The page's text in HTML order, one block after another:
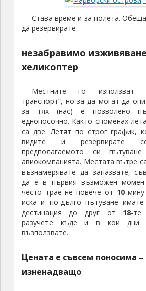
Става време и за полета.
да резервирате
незабравимо
хеликоптер
Местните го използват
транспорт“, но за да могат да
за тях (нас) е позволено
еднопосочно. Както споменах
са две. Летят по строг график,
видите и резервирате
предполагаемото си
авиокомпанията. Местата вътре
възнамерявате да запазвате,
да е в първия възможен
често трае не повече от 10
иска и по-дълго пътуване
дестинация до друг от 18-те
разучете къде и в кои дни
възползвате.
Цената е съвсем поносима –
изненадващо